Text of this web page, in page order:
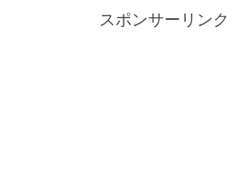
スポンサーリンク